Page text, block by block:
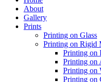
About
Gallery
Prints
Printing on Glass
Printing on Rigid
Printing on
Printing on
Printing on
Printing on